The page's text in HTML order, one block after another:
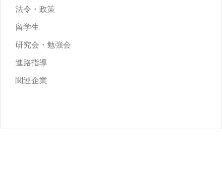
法令・政策
留学生
研究会・勉強会
進路指導
関連企業